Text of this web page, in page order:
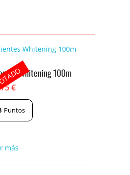
Whitening 100m
€
Puntos
más